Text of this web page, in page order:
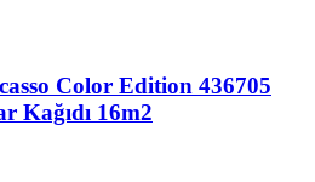
Color Edition 436705
Kağıdı 16m2